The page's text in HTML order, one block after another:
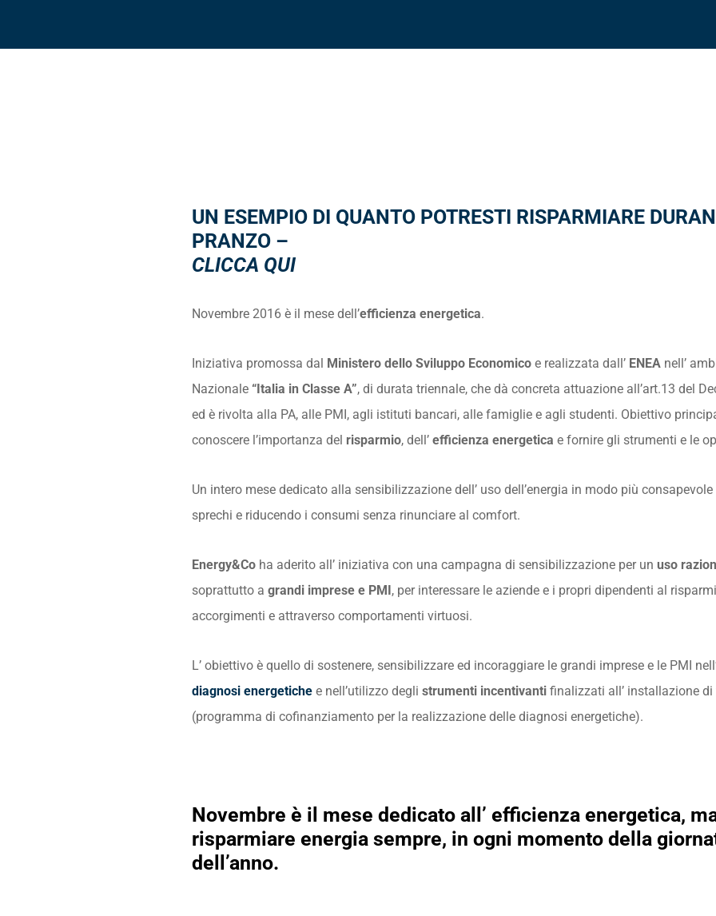
UN ESEMPIO DI QUANTO POTRESTI RISPARMIARE
PRANZO –
CLICCA QUI
Novembre 2016 è il mese dell’efficienza energetica.
Iniziativa promossa dal Ministero dello Sviluppo Economico e realizzata dall’ ENEA nell’
Nazionale “Italia in Classe A”, di durata triennale, che dà concreta attuazione all’art.13 del
ed è rivolta alla PA, alle PMI, agli istituti bancari, alle famiglie e agli studenti. Obiettivo
conoscere l’importanza del risparmio, dell’efficienza energetica e fornire gli strumenti e le
Un intero mese dedicato alla sensibilizzazione dell’ uso dell’energia in modo più
sprechi e riducendo i consumi senza rinunciare al comfort.
Energy&Co ha aderito all’ iniziativa con una campagna di sensibilizzazione per unuso
soprattutto agrandi imprese e PMI, per interessare le aziende e i propri dipendenti al
accorgimenti e attraverso comportamenti virtuosi.
L’ obiettivo è quello di sostenere, sensibilizzare ed incoraggiare le grandi imprese e le PMI
diagnosi energetiche e nell’utilizzo deglistrumenti incentivanti finalizzati all’ installazione
(programma di cofinanziamento per la realizzazione delle diagnosi energetiche).
Novembre è il mese dedicato all’ efficienza energetica,
risparmiare energia sempre, in ogni momento della
dell’anno.